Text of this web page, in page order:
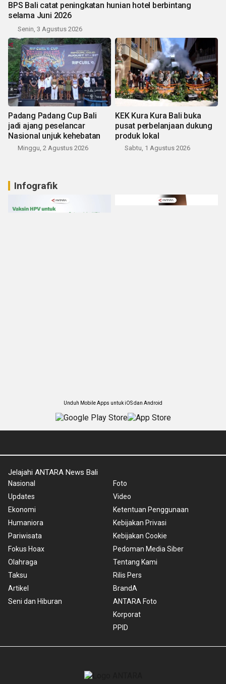
BPS Bali catat peningkatan hunian hotel berbintang
selama Juni 2026
Senin, 3 Agustus 2026
Padang Padang Cup Bali
jadi ajang peselancar
Nasional unjuk kehebatan
Minggu, 2 Agustus 2026
KEK Kura Kura Bali buka
pusat perbelanjaan dukung
produk lokal
Sabtu, 1 Agustus 2026
Infografik
Unduh Mobile Apps untuk iOS dan Android
Jelajahi ANTARA News Bali
Nasional
Updates
Ekonomi
Humaniora
Pariwisata
Fokus Hoax
Olahraga
Taksu
Artikel
Seni dan Hiburan
Foto
Video
Ketentuan Penggunaan
Kebijakan Privasi
Kebijakan Cookie
Pedoman Media Siber
Tentang Kami
Rilis Pers
BrandA
ANTARA Foto
Korporat
PPID